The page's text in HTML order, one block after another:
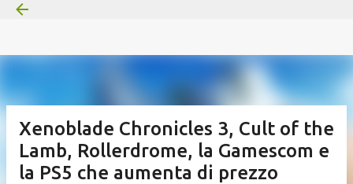
Xenoblade Chronicles 3, Cult of the
Lamb, Rollerdrome, la Gamescom e
la PS5 che aumenta di prezzo